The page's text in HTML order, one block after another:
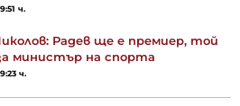
ч.
Радев ще е премиер, той
министър на спорта
ч.